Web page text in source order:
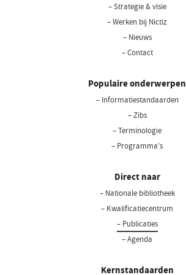
– Strategie & visie
– Werken bij Nictiz
– Nieuws
– Contact
Populaire onderwerpen
– Informatiestandaarden
– Zibs
– Terminologie
– Programma's
Direct naar
– Nationale bibliotheek
– Kwalificatiecentrum
– Publicaties
– Agenda
Kernstandaarden